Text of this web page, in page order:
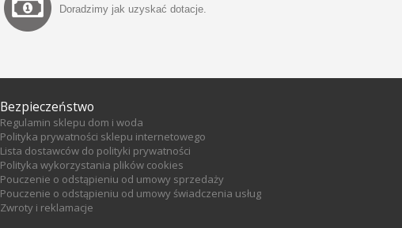
Doradzimy jak uzyskać dotacje.
Bezpieczeństwo
Regulamin sklepu dom i woda
Polityka prywatności sklepu internetowego
Lista dostawców do polityki prywatności
Polityka wykorzystania plików cookies
Pouczenie o odstąpieniu od umowy sprzedaży
Pouczenie o odstąpieniu od umowy świadczenia usług
Zwroty i reklamacje